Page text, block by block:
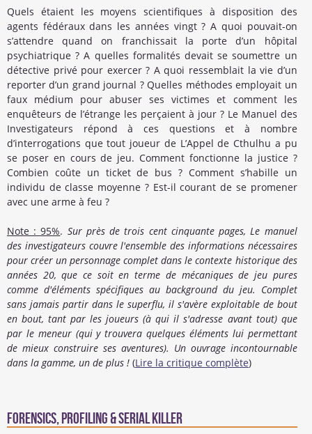
Quels étaient les moyens scientifiques à disposition des
agents fédéraux dans les années vingt ? A quoi pouvait-on
s’attendre quand on franchissait la porte d’un hôpital
psychiatrique ? A quelles formalités devait se soumettre un
détective privé pour exercer ? A quoi ressemblait la vie d’un
reporter d’un grand journal ? Quelles méthodes employait un
faux médium pour abuser ses victimes et comment les
enquêteurs de l’étrange les perçaient à jour ? Le Manuel des
Investigateurs répond à ces questions et à nombre
d’interrogations que tout joueur de L’Appel de Cthulhu a pu
se poser en cours de jeu. Comment fonctionne la justice ?
Combien coûte un ticket de bus ? Comment s’habille un
individu de classe moyenne ? Est-il courant de se promener
avec une arme à feu ?
Note : 95%. Sur près de trois cent cinquante pages, Le manuel
des investigateurs couvre l'ensemble des informations nécessaires
pour créer un personnage complet dans le contexte historique des
années 20, que ce soit en terme de mécaniques de jeu pures
comme d'éléments spécifiques au background du jeu. Complet
sans jamais partir dans le superflu, il s'avère exploitable de bout
en bout, tant par les joueurs (à qui il s'adresse avant tout) que
par le meneur (qui y trouvera quelques éléments lui permettant
de mieux construire ses aventures). Un ouvrage incontournable
dans la gamme, un de plus ! (Lire la critique complète)
Forensics, profiling & serial killer